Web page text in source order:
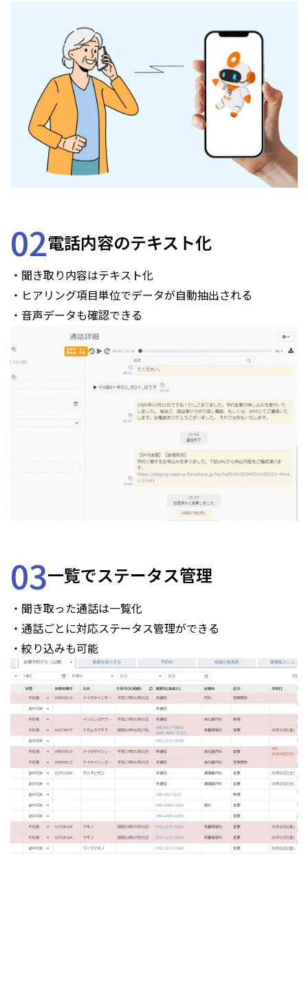
02電話内容のテキスト化
・聞き取り内容はテキスト化
・ヒアリング項目単位でデータが自動抽出される
・音声データも確認できる
03一覧でステータス管理
・聞き取った通話は一覧化
・通話ごとに対応ステータス管理ができる
・絞り込みも可能